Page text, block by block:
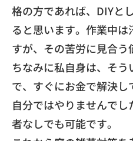
格の方であれば、 DIYと
ると思います。 作業中は
すが、 その苦労に見合う
ちなみに私自身は、そ
で、 すぐにお金で解決
自分ではやりませんで
者なしでも可能です。